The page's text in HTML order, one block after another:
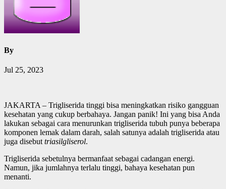
By
Jul 25, 2023
JAKARTA – Trigliserida tinggi bisa meningkatkan risiko gangguan
kesehatan yang cukup berbahaya. Jangan panik! Ini yang bisa Anda
lakukan sebagai cara menurunkan trigliserida tubuh punya beberapa
komponen lemak dalam darah, salah satunya adalah trigliserida atau
juga disebuttriasilgliserol.
Trigliserida sebetulnya bermanfaat sebagai cadangan energi.
Namun, jika jumlahnya terlalu tinggi, bahaya kesehatan pun
menanti.